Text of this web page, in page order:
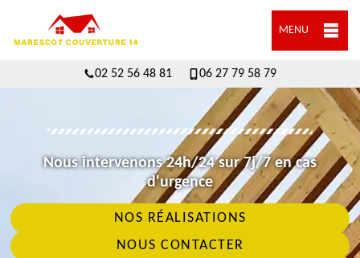
MENU
02 52 56 48 81 06 27 79 58 79
Nous intervenons 24h/24 sur 7j/7 en cas
d'urgence
NOS RÉALISATIONS
NOUS CONTACTER